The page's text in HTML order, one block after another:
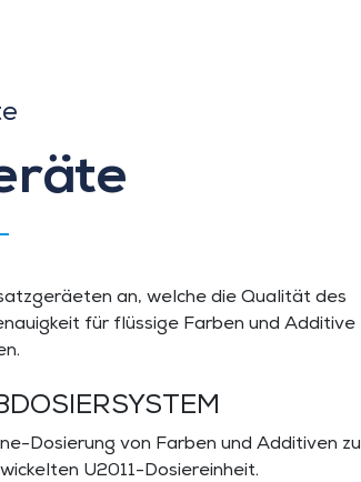
an, welche die Qualität des
für flüssige Farben und Additive
Dosierung von Farben und Additiven zu
U2011-Dosiereinheit.